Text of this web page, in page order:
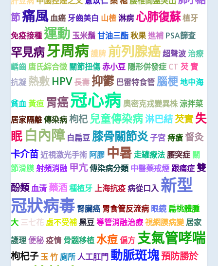
節痛風血癌 牙齒美白 山楂 淋病 心肺復蘇植牙
免疫接種 運動 玉米鬚 甘油三酯 秋果進補 PSA篩查
罕見病牙周病 護脾 前列腺癌超聲波 治療
齲齒 唐氏綜合徵 關節扭傷赤小豆 隱形併發症 CT 芡 實
抗凝 熱敷 HPV 長壽 抑鬱 巴雷特食管 腦梗 地中海
貧血 黃疸 胃癌冠心病 奧密克戎變異株涼拌菜
居家隔離 傳染病 枸杞 兒童傳染病淋巴結芡實失
眠 白內障 白扁豆 膝骨關節炎子宮 痔瘡 督灸
卡介苗 近視激光手術 阿膠 中暑 走罐療法 腰突症 關
節滑膜 射頻消融 甲亢傳染病分類 中醫藥戒煙 跟痛症 雙
酚類血清 藥酒種植牙 上海抗疫 病從口入 新型
冠狀病毒 腎臟癌 胃食管反流病 眼鏡 扁桃體腫
大 三七花 虛不受補 黑豆 導管消融治療 視網膜病變 居家
護理 便秘 疫情 骨髓移植 水痘 偏方 支氣管哮喘
枸杞子玉 竹 廁所 人工肛門 動脈斑塊預防勝於